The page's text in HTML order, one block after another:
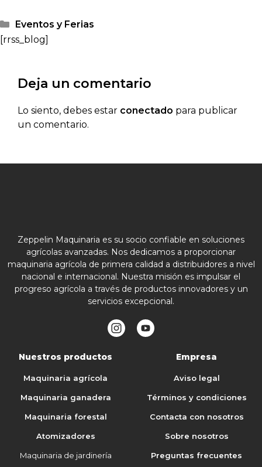
Eventos y Ferias
[rrss_blog]
Deja un comentario
Lo siento, debes estar conectado para publicar
un comentario.
Zeppelin Maquinaria es su socio confiable en soluciones
agrícolas avanzadas. Nos dedicamos a proporcionar
maquinaria agrícola de primera calidad a distribuidores a nivel
nacional e internacional. Nuestra misión es impulsar el
progreso agrícola a través de productos innovadores y un
servicios excepcional.
Nuestros productos
Maquinaria agrícola
Maquinaria ganadera
Maquinaria forestal
Atomizadores
Maquinaria de jardinería
Empresa
Aviso legal
Términos y condiciones
Contacta con nosotros
Sobre nosotros
Preguntas frecuentes